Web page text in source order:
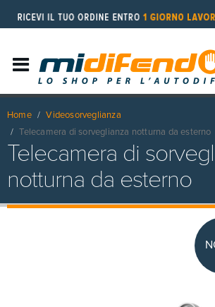
Home
Videosorveglianza
Telecamera di sorveglianza notturna da esterno
Telecamera di
notturna da esterno